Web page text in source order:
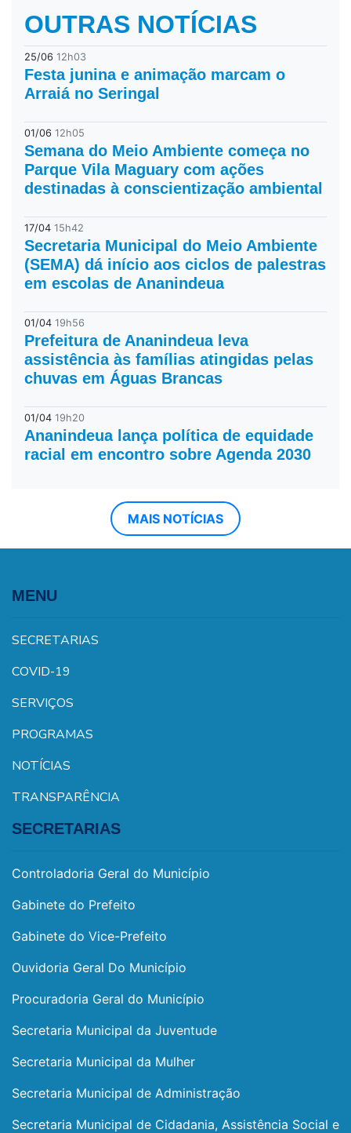
OUTRAS NOTÍCIAS
25/06 12h03
Festa junina e animação marcam o
Arraiá no Seringal
01/06 12h05
Semana do Meio Ambiente começa no
Parque Vila Maguary com ações
destinadas à conscientização ambiental
17/04 15h42
Secretaria Municipal do Meio Ambiente
(SEMA) dá início aos ciclos de palestras
em escolas de Ananindeua
01/04 19h56
Prefeitura de Ananindeua leva
assistência às famílias atingidas pelas
chuvas em Águas Brancas
01/04 19h20
Ananindeua lança política de equidade
racial em encontro sobre Agenda 2030
MAIS NOTÍCIAS
MENU
SECRETARIAS
COVID-19
SERVIÇOS
PROGRAMAS
NOTÍCIAS
TRANSPARÊNCIA
SECRETARIAS
Controladoria Geral do Município
Gabinete do Prefeito
Gabinete do Vice-Prefeito
Ouvidoria Geral Do Município
Procuradoria Geral do Município
Secretaria Municipal da Juventude
Secretaria Municipal da Mulher
Secretaria Municipal de Administração
Secretaria Municipal de Cidadania, Assistência Social e